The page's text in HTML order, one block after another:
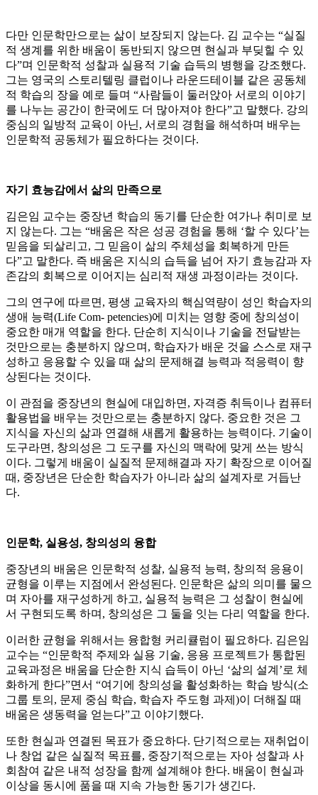
다만 인문학만으로는 삶이 보장되지 않는다. 김 교수는 “실질
적 생계를 위한 배움이 동반되지 않으면 현실과 부딪힐 수 있
다”며 인문학적 성찰과 실용적 기술 습득의 병행을 강조했다.
그는 영국의 스토리텔링 클럽이나 라운드테이블 같은 공동체
적 학습의 장을 예로 들며 “사람들이 둘러앉아 서로의 이야기
를 나누는 공간이 한국에도 더 많아져야 한다”고 말했다. 강의
중심의 일방적 교육이 아닌, 서로의 경험을 해석하며 배우는
인문학적 공동체가 필요하다는 것이다.
자기 효능감에서 삶의 만족으로
김은임 교수는 중장년 학습의 동기를 단순한 여가나 취미로 보
지 않는다. 그는 “배움은 작은 성공 경험을 통해 ‘할 수 있다’는
믿음을 되살리고, 그 믿음이 삶의 주체성을 회복하게 만든
다”고 말한다. 즉 배움은 지식의 습득을 넘어 자기 효능감과 자
존감의 회복으로 이어지는 심리적 재생 과정이라는 것이다.
그의 연구에 따르면, 평생 교육자의 핵심역량이 성인 학습자의
생애 능력(Life Com- petencies)에 미치는 영향 중에 창의성이
중요한 매개 역할을 한다. 단순히 지식이나 기술을 전달받는
것만으로는 충분하지 않으며, 학습자가 배운 것을 스스로 재구
성하고 응용할 수 있을 때 삶의 문제해결 능력과 적응력이 향
상된다는 것이다.
이 관점을 중장년의 현실에 대입하면, 자격증 취득이나 컴퓨터
활용법을 배우는 것만으로는 충분하지 않다. 중요한 것은 그
지식을 자신의 삶과 연결해 새롭게 활용하는 능력이다. 기술이
도구라면, 창의성은 그 도구를 자신의 맥락에 맞게 쓰는 방식
이다. 그렇게 배움이 실질적 문제해결과 자기 확장으로 이어질
때, 중장년은 단순한 학습자가 아니라 삶의 설계자로 거듭난
다.
인문학, 실용성, 창의성의 융합
중장년의 배움은 인문학적 성찰, 실용적 능력, 창의적 응용이
균형을 이루는 지점에서 완성된다. 인문학은 삶의 의미를 물으
며 자아를 재구성하게 하고, 실용적 능력은 그 성찰이 현실에
서 구현되도록 하며, 창의성은 그 둘을 잇는 다리 역할을 한다.
이러한 균형을 위해서는 융합형 커리큘럼이 필요하다. 김은임
교수는 “인문학적 주제와 실용 기술, 응용 프로젝트가 통합된
교육과정은 배움을 단순한 지식 습득이 아닌 ‘삶의 설계’로 체
화하게 한다”면서 “여기에 창의성을 활성화하는 학습 방식(소
그룹 토의, 문제 중심 학습, 학습자 주도형 과제)이 더해질 때
배움은 생동력을 얻는다”고 이야기했다.
또한 현실과 연결된 목표가 중요하다. 단기적으로는 재취업이
나 창업 같은 실질적 목표를, 중장기적으로는 자아 성찰과 사
회참여 같은 내적 성장을 함께 설계해야 한다. 배움이 현실과
이상을 동시에 품을 때 지속 가능한 동기가 생긴다.